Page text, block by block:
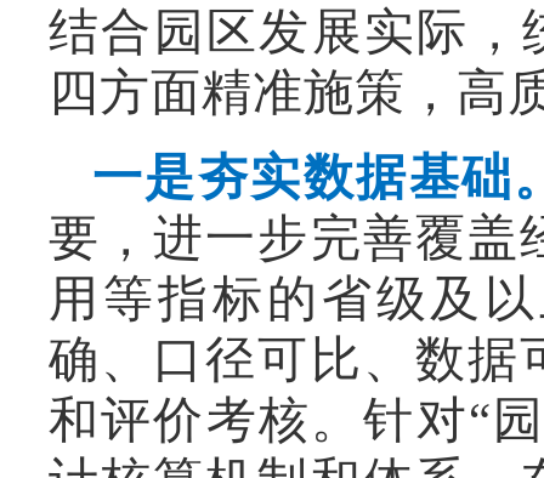
结合园区发展实际，
四方面精准施策，高
一是夯实数据基础
要，进一步完善覆盖
用等指标的省级及
确、口径可比、数据
和评价考核。针对“